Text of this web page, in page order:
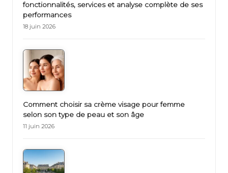
fonctionnalités, services et analyse complète de ses
performances
18 juin 2026
Comment choisir sa crème visage pour femme
selon son type de peau et son âge
11 juin 2026